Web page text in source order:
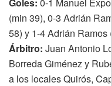
(min 39), 0-3 Adrián
58) y 1-4 Adrián Ramos
Árbitro: Juan Antonio
Borreda Giménez y
a los locales Quirós,